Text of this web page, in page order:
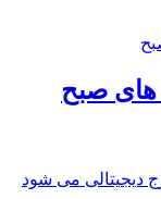
های صبح